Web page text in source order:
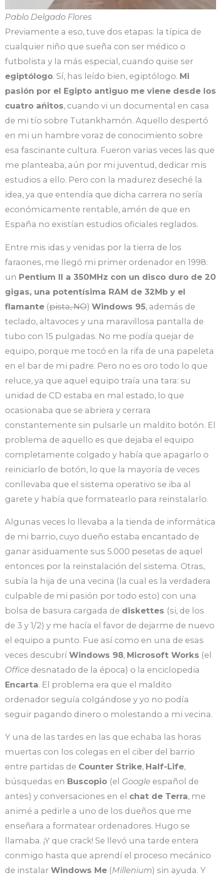
Pablo Delgado Flores
Previamente a eso, tuve dos etapas: la típica de
cualquier niño que sueña con ser médico o
futbolista y la más especial, cuando quise ser
egiptólogo. Sí, has leído bien, egiptólogo. Mi
pasión por el Egipto antiguo me viene desde los
cuatro añitos, cuando vi un documental en casa
de mi tío sobre Tutankhamón. Aquello despertó
en mi un hambre voraz de conocimiento sobre
esa fascinante cultura. Fueron varias veces las que
me planteaba, aún por mi juventud, dedicar mis
estudios a ello. Pero con la madurez deseché la
idea, ya que entendía que dicha carrera no sería
económicamente rentable, amén de que en
España no existían estudios oficiales reglados.
Entre mis idas y venidas por la tierra de los
faraones, me llegó mi primer ordenador en 1998:
un Pentium II a 350MHz con un disco duro de 20
gigas, una potentísima RAM de 32Mb y el
flamante (pista, NO) Windows 95, además de
teclado, altavoces y una maravillosa pantalla de
tubo con 15 pulgadas. No me podía quejar de
equipo, porque me tocó en la rifa de una papeleta
en el bar de mi padre. Pero no es oro todo lo que
reluce, ya que aquel equipo traía una tara: su
unidad de CD estaba en mal estado, lo que
ocasionaba que se abriera y cerrara
constantemente sin pulsarle un maldito botón. El
problema de aquello es que dejaba el equipo
completamente colgado y había que apagarlo o
reiniciarlo de botón, lo que la mayoría de veces
conllevaba que el sistema operativo se iba al
garete y había que formatearlo para reinstalarlo.
Algunas veces lo llevaba a la tienda de informática
de mi barrio, cuyo dueño estaba encantado de
ganar asiduamente sus 5.000 pesetas de aquel
entonces por la reinstalación del sistema. Otras,
subía la hija de una vecina (la cual es la verdadera
culpable de mi pasión por todo esto) con una
bolsa de basura cargada de diskettes (si, de los
de 3 y 1/2) y me hacía el favor de dejarme de nuevo
el equipo a punto. Fue así como en una de esas
veces descubrí Windows 98, Microsoft Works (el
Office desnatado de la época) o la enciclopedia
Encarta. El problema era que el maldito
ordenador seguía colgándose y yo no podía
seguir pagando dinero o molestando a mi vecina.
Y una de las tardes en las que echaba las horas
muertas con los colegas en el ciber del barrio
entre partidas de Counter Strike, Half-Life,
búsquedas en Buscopio (el Google español de
antes) y conversaciones en el chat de Terra, me
animé a pedirle a uno de los dueños que me
enseñara a formatear ordenadores. Hugo se
llamaba. ¡Y que crack! Se llevó una tarde entera
conmigo hasta que aprendí el proceso mecánico
de instalar Windows Me (Millenium) sin ayuda. Y